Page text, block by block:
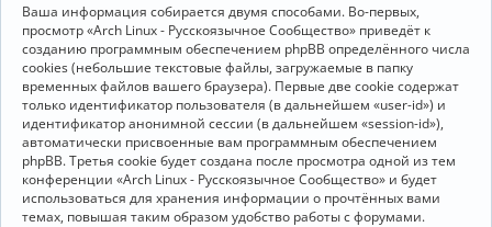
я
Ваша информация собирается двумя способами. Во-первых,
просмотр «Arch Linux - Русскоязычное Сообщество» приведёт к
созданию программным обеспечением phpBB определённого числа
cookies (небольшие текстовые файлы, загружаемые в папку
временных файлов вашего браузера). Первые две cookie содержат
только идентификатор пользователя (в дальнейшем «user-id») и
идентификатор анонимной сессии (в дальнейшем «session-id»),
автоматически присвоенные вам программным обеспечением
phpBB. Третья cookie будет создана после просмотра одной из тем
конференции «Arch Linux - Русскоязычное Сообщество» и будет
использоваться для хранения информации о прочтённых вами
темах, повышая таким образом удобство работы с форумами.